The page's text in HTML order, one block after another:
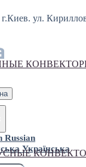
ул.
Russian
Українська